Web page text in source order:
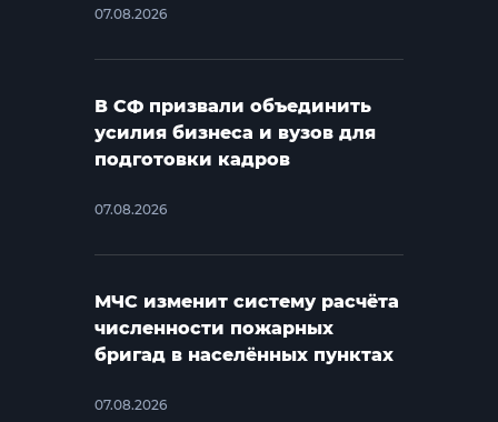
07.08.2026
В СФ призвали объединить
усилия бизнеса и вузов для
подготовки кадров
07.08.2026
МЧС изменит систему расчёта
численности пожарных
бригад в населённых пунктах
07.08.2026